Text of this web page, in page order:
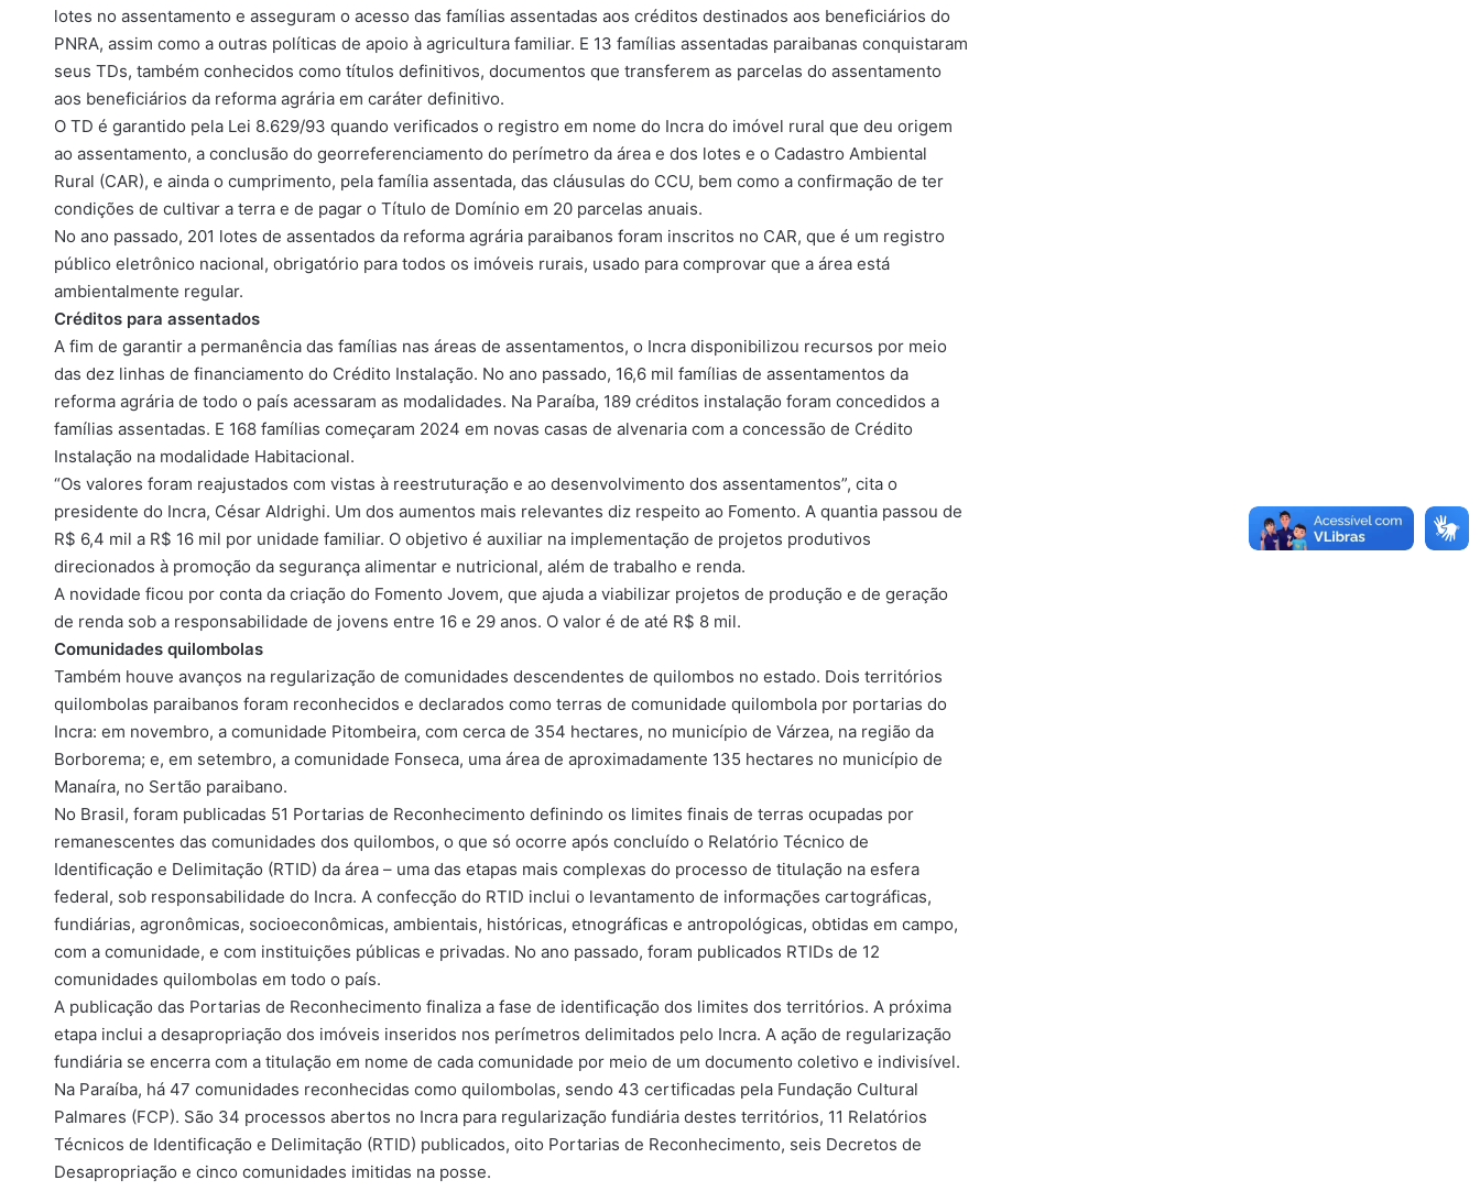
lotes no assentamento e asseguram o acesso das famílias assentadas aos créditos destinados aos beneficiários do
PNRA, assim como a outras políticas de apoio à agricultura familiar. E 13 famílias assentadas paraibanas conquistaram
seus TDs, também conhecidos como títulos definitivos, documentos que transferem as parcelas do assentamento
aos beneficiários da reforma agrária em caráter definitivo.
O TD é garantido pela Lei 8.629/93 quando verificados o registro em nome do Incra do imóvel rural que deu origem
ao assentamento, a conclusão do georreferenciamento do perímetro da área e dos lotes e o Cadastro Ambiental
Rural (CAR), e ainda o cumprimento, pela família assentada, das cláusulas do CCU, bem como a confirmação de ter
condições de cultivar a terra e de pagar o Título de Domínio em 20 parcelas anuais.
No ano passado, 201 lotes de assentados da reforma agrária paraibanos foram inscritos no CAR, que é um registro
público eletrônico nacional, obrigatório para todos os imóveis rurais, usado para comprovar que a área está
ambientalmente regular.
Créditos para assentados
A fim de garantir a permanência das famílias nas áreas de assentamentos, o Incra disponibilizou recursos por meio
das dez linhas de financiamento do Crédito Instalação. No ano passado, 16,6 mil famílias de assentamentos da
reforma agrária de todo o país acessaram as modalidades. Na Paraíba, 189 créditos instalação foram concedidos a
famílias assentadas. E 168 famílias começaram 2024 em novas casas de alvenaria com a concessão de Crédito
Instalação na modalidade Habitacional.
“Os valores foram reajustados com vistas à reestruturação e ao desenvolvimento dos assentamentos”, cita o
presidente do Incra, César Aldrighi. Um dos aumentos mais relevantes diz respeito ao Fomento. A quantia passou de
R$ 6,4 mil a R$ 16 mil por unidade familiar. O objetivo é auxiliar na implementação de projetos produtivos
direcionados à promoção da segurança alimentar e nutricional, além de trabalho e renda.
A novidade ficou por conta da criação do Fomento Jovem, que ajuda a viabilizar projetos de produção e de geração
de renda sob a responsabilidade de jovens entre 16 e 29 anos. O valor é de até R$ 8 mil.
Comunidades quilombolas
Também houve avanços na regularização de comunidades descendentes de quilombos no estado. Dois territórios
quilombolas paraibanos foram reconhecidos e declarados como terras de comunidade quilombola por portarias do
Incra: em novembro, a comunidade Pitombeira, com cerca de 354 hectares, no município de Várzea, na região da
Borborema; e, em setembro, a comunidade Fonseca, uma área de aproximadamente 135 hectares no município de
Manaíra, no Sertão paraibano.
No Brasil, foram publicadas 51 Portarias de Reconhecimento definindo os limites finais de terras ocupadas por
remanescentes das comunidades dos quilombos, o que só ocorre após concluído o Relatório Técnico de
Identificação e Delimitação (RTID) da área – uma das etapas mais complexas do processo de titulação na esfera
federal, sob responsabilidade do Incra. A confecção do RTID inclui o levantamento de informações cartográficas,
fundiárias, agronômicas, socioeconômicas, ambientais, históricas, etnográficas e antropológicas, obtidas em campo,
com a comunidade, e com instituições públicas e privadas. No ano passado, foram publicados RTIDs de 12
comunidades quilombolas em todo o país.
A publicação das Portarias de Reconhecimento finaliza a fase de identificação dos limites dos territórios. A próxima
etapa inclui a desapropriação dos imóveis inseridos nos perímetros delimitados pelo Incra. A ação de regularização
fundiária se encerra com a titulação em nome de cada comunidade por meio de um documento coletivo e indivisível.
Na Paraíba, há 47 comunidades reconhecidas como quilombolas, sendo 43 certificadas pela Fundação Cultural
Palmares (FCP). São 34 processos abertos no Incra para regularização fundiária destes territórios, 11 Relatórios
Técnicos de Identificação e Delimitação (RTID) publicados, oito Portarias de Reconhecimento, seis Decretos de
Desapropriação e cinco comunidades imitidas na posse.